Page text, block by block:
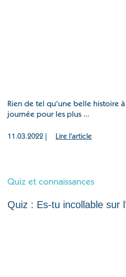
Rien de tel qu’une belle histoire
journée pour les plus ...
11.03.2022 | Lire l'article
Quiz et connaissances
Quiz : Es-tu incollable sur